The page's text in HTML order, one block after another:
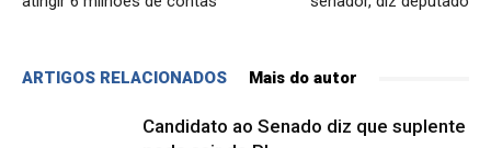
ARTIGOS RELACIONADOS Mais do autor
Candidato ao Senado diz que suplente